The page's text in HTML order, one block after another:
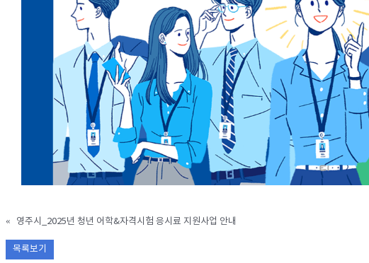
« 영주시_2025년 청년 어학&자격시험 응시료 지원사업 안내
목록보기